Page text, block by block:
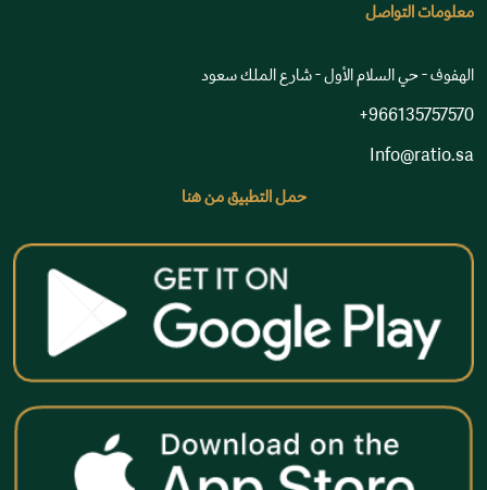
معلومات التواصل
الهفوف - حي السلام الأول - شارع الملك سعود
966135757570+
Info@ratio.sa
حمل التطبيق من هنا